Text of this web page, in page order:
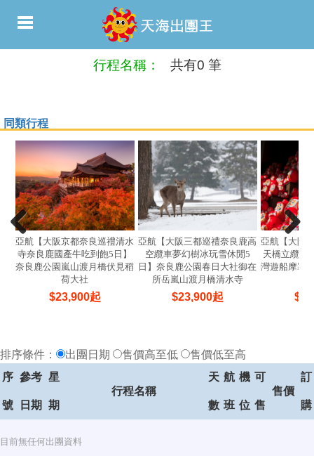
行程名稱： 共有0 筆
同類行程
亞航【大阪京都奈良巡禮清水
寺奈良鹿國產牛吃到飽5日】
奈良鹿公園嵐山渡月橋伏見稻
荷大社
$23,900起
亞航【大阪三都巡禮奈良鹿高
空纜車夢幻樹冰玩雪休閒5
日】奈良鹿公園春日大社御在
所岳嵐山渡月橋清水寺
$23,900起
亞航【大阪
天橋立纜車
灣遊船摩塞
$
排序條件： 出團日期 售價高至低
售價低至高
序
號
參考
日期
星
期
行程名稱
天
數
航
班
機
位
可
售
售價
訂
購
目前無任何出團資料